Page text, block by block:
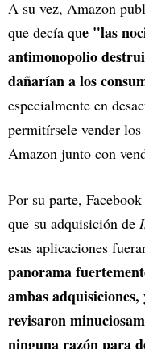
A su vez, Amazon
que decía que "las
antimonopolio
dañarían a los
especialmente en
permitírsele vender
Amazon junto con
Por su parte,
que su adquisición de
esas aplicaciones
panorama
ambas
revisaron
ninguna razón para